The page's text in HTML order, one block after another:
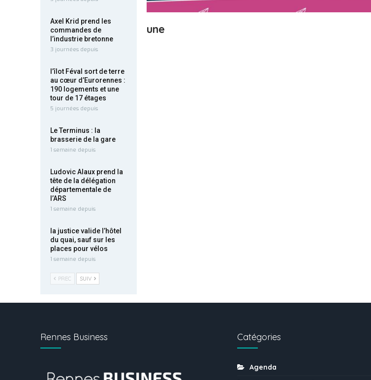
une
Axel Krid prend les
commandes de
l’industrie bretonne
3 journées depuis
l’îlot Féval sort de terre
au cœur d’Eurorennes :
190 logements et une
tour de 17 étages
5 journées depuis
Le Terminus : la
brasserie de la gare
1 semaine depuis
Ludovic Alaux prend la
tête de la délégation
départementale de
l’ARS
1 semaine depuis
la justice valide l’hôtel
du quai, sauf sur les
places pour vélos
1 semaine depuis
PREC SUIV
Rennes Business Catégories
Agenda